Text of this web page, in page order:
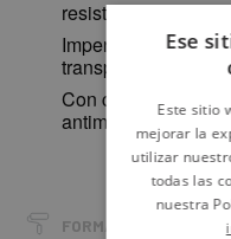
resistencia
Impermeable y
transpirable
Con conservante
antimoho
FORMATOS
Ese
Este sitio
mejorar la
utilizar
todas las
nuestra